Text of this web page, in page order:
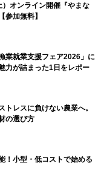
オンライン開催『やまな
参加無料】
業就業支援フェア2026」に
力が詰まった1日をレポー
トレスに負けない農業へ。
の選び方
！小型・低コストで始める